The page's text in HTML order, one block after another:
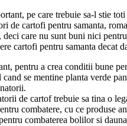
pe care trebuie sa-l stie
de cartofi pentru samanta,
care nu sunt buni nici
cartofi pentru samanta
pentru a crea conditii bune
se mentine planta verde
de cartof trebuie sa tina o
combatere, cu ce produse
combaterea bolilor si